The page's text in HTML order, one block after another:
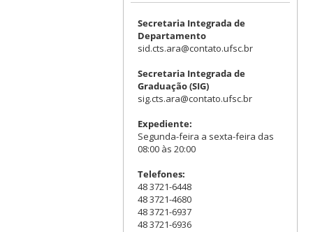
Secretaria Integrada de
Departamento
sid.cts.ara@contato.ufsc.br
Secretaria Integrada de
Graduação (SIG)
sig.cts.ara@contato.ufsc.br
Expediente:
Segunda-feira a sexta-feira das
08:00 às 20:00
Telefones:
48 3721-6448
48 3721-4680
48 3721-6937
48 3721-6936